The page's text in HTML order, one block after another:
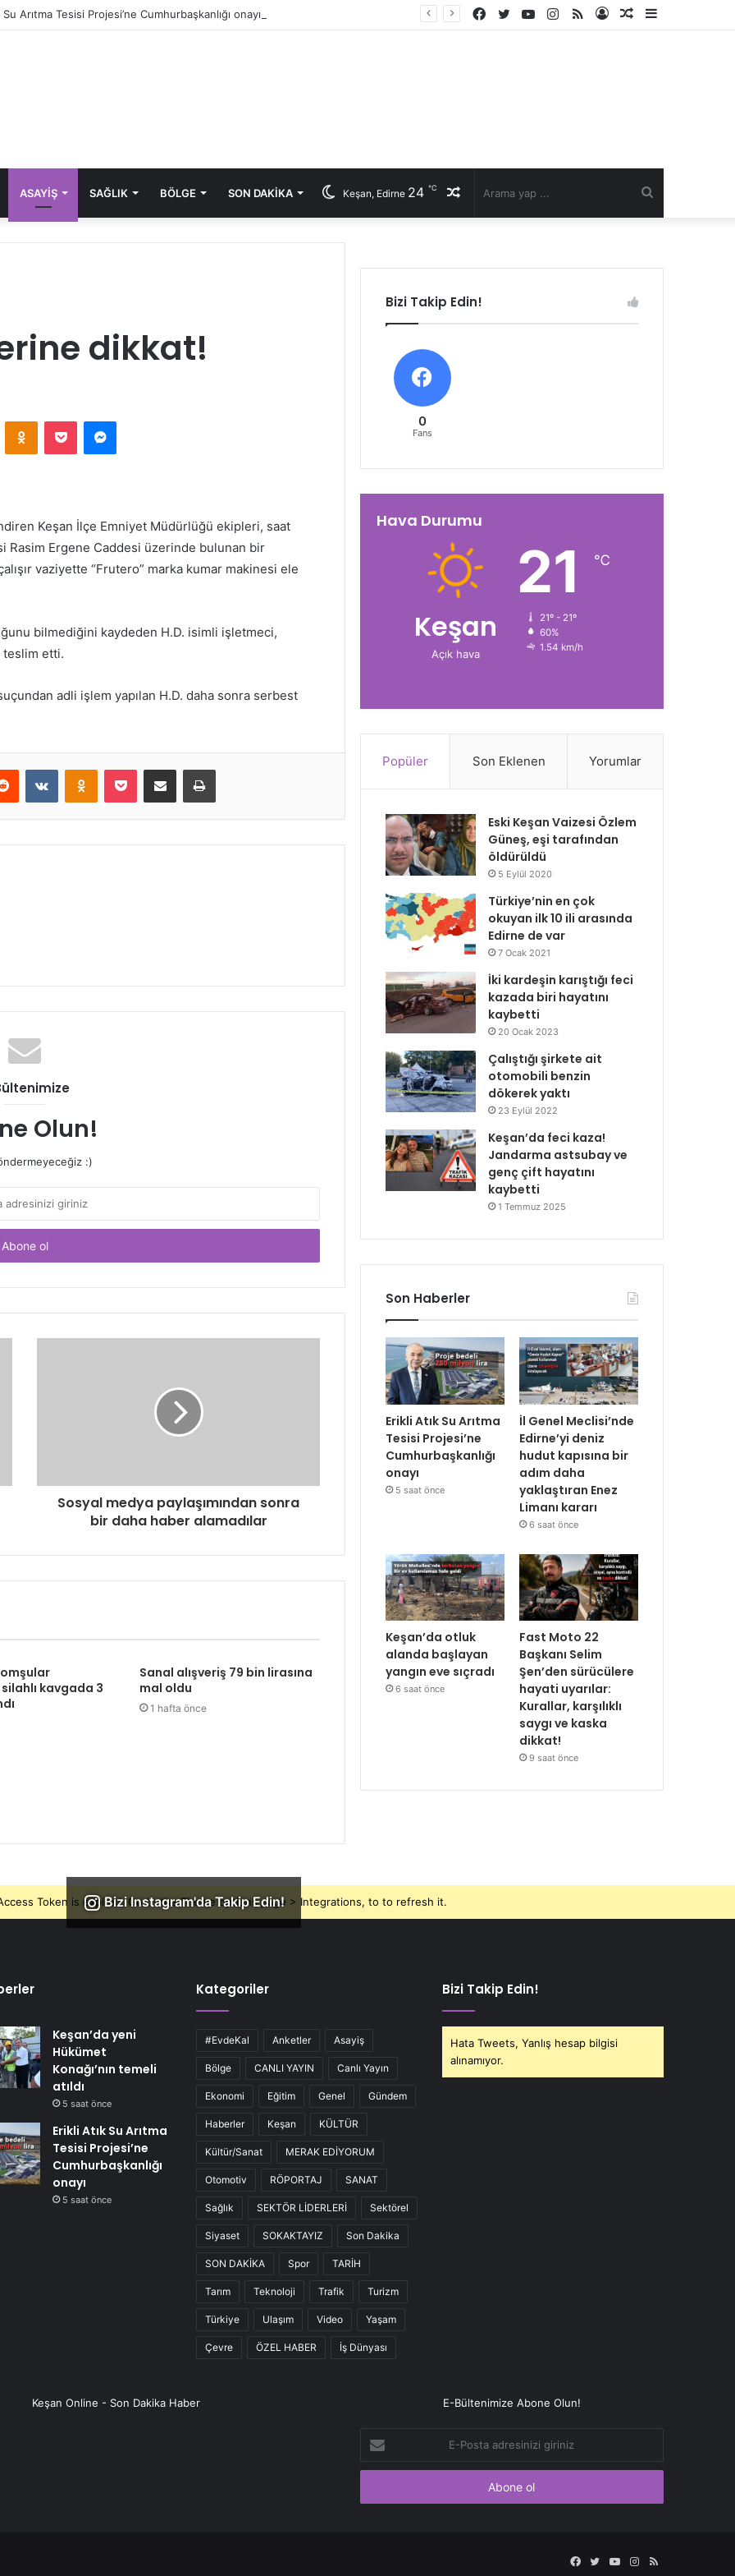
Su Arıtma Tesisi Projesi’ne Cumhurbaşkanlığı onayı
Kenar
Rastgele
Kayıt
RSS
Instagram
YouTube
Twitter
Facebook
ASAYIŞ SAĞLIK BÖLGE SON DAKIKA Rastgele
Keşan, Edirne 24 ℃
dikkat!
Odnoklassniki
Pocket Messenger
Keşan İlçe Emniyet Müdürlüğü ekipleri, saat
Rasim Ergene Caddesi üzerinde bulunan bir
vaziyette “Frutero” marka kumar makinesi ele
bilmediğini kaydeden H.D. isimli işletmeci,
etti.
adli işlem yapılan H.D. daha sonra serbest
Reddit VKontakteOdnoklassniki
Pocket E-Posta ile paylaş Yazdır
Olun!
:)
Sosyal medya paylaşımından sonra
bir daha haber alamadılar
kavgada 3
Sanal alışveriş 79 bin lirasına
mal oldu
1 hafta önce
Bizi Takip Edin!
0
Fans
Hava Durumu
Keşan
Açık hava
21 ℃
21º - 21º
60%
1.54 km/h
Popüler Son Eklenen Yorumlar
Eski Keşan Vaizesi Özlem
Güneş, eşi tarafından
öldürüldü
5 Eylül 2020
Türkiye’nin en çok
okuyan ilk 10 ili arasında
Edirne de var
7 Ocak 2021
İki kardeşin karıştığı feci
kazada biri hayatını
kaybetti
20 Ocak 2023
Çalıştığı şirkete ait
otomobili benzin
dökerek yaktı
23 Eylül 2022
Keşan’da feci kaza!
Jandarma astsubay ve
genç çift hayatını
kaybetti
1 Temmuz 2025
Son Haberler
Erikli Atık Su Arıtma
Tesisi Projesi’ne
Cumhurbaşkanlığı
onayı
5 saat önce
İl Genel Meclisi’nde
Edirne’yi deniz
hudut kapısına bir
adım daha
yaklaştıran Enez
Limanı kararı
6 saat önce
Keşan’da otluk
alanda başlayan
yangın eve sıçradı
6 saat önce
Fast Moto 22
Başkanı Selim
Şen’den sürücülere
hayati uyarılar:
Kurallar, karşılıklı
saygı ve kaska
dikkat!
9 saat önce
Bizi Instagram'da Takip Edin!
Token is expired, Go to the Theme options page > Integrations, to to refresh it.
Keşan’da yeni
Hükümet
Konağı’nın temeli
atıldı
5 saat önce
Erikli Atık Su Arıtma
Tesisi Projesi’ne
Cumhurbaşkanlığı
onayı
5 saat önce
Kategoriler
#EvdeKal Anketler Asayiş
Bölge CANLI YAYIN Canlı Yayın
Ekonomi Eğitim Genel Gündem
Haberler Keşan KÜLTÜR
Kültür/Sanat MERAK EDİYORUM
Otomotiv RÖPORTAJ SANAT
Sağlık SEKTÖR LİDERLERİ Sektörel
Siyaset SOKAKTAYIZ Son Dakika
SON DAKİKA Spor TARİH
Tarım Teknoloji Trafik Turizm
Türkiye Ulaşım Video Yaşam
Çevre ÖZEL HABER İş Dünyası
Bizi Takip Edin!
Hata Tweets, Yanlış hesap bilgisi
alınamıyor.
Keşan Online - Son Dakika Haber E-Bültenimize Abone Olun!
Posta
adresinizi
Facebook
TwitterYouTubeInstagram
RSS